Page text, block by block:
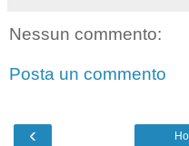
Nessun commento:
Posta un commento
‹